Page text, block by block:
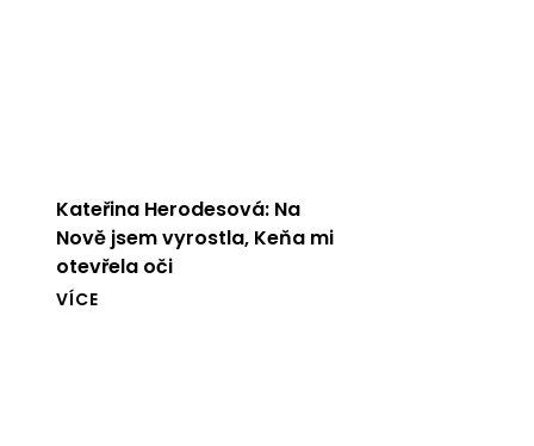
Kateřina Herodesová: Na
Nově jsem vyrostla, Keňa mi
otevřela oči
VÍCE